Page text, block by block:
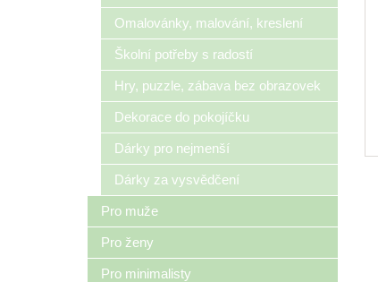
Omalovánky, malování, kreslení
Školní potřeby s radostí
Hry, puzzle, zábava bez obrazovek
Dekorace do pokojíčku
Dárky pro nejmenší
Dárky za vysvědčení
Pro muže
Pro ženy
Pro minimalisty